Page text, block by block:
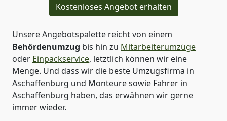
Kostenloses Angebot erhalten
Unsere Angebotspalette reicht von einem
Behördenumzug bis hin zu Mitarbeiterumzüge
oder Einpackservice, letztlich können wir eine
Menge. Und dass wir die beste Umzugsfirma in
Aschaffenburg und Monteure sowie Fahrer in
Aschaffenburg haben, das erwähnen wir gerne
immer wieder.